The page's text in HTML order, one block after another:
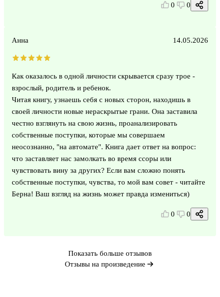
0 0
Анна 14.05.2026
Как оказалось в одной личности скрывается сразу трое -
взрослый, родитель и ребенок.
Читая книгу, узнаешь себя с новых сторон, находишь в
своей личности новые нераскрытые грани. Она заставила
честно взглянуть на свою жизнь, проанализировать
собственные поступки, которые мы совершаем
неосознанно, "на автомате". Книга дает ответ на вопрос:
что заставляет нас замолкать во время ссоры или
чувствовать вину за других? Если вам сложно понять
собственные поступки, чувства, то мой вам совет - читайте
Берна! Ваш взгляд на жизнь может правда измениться)
0 0
Показать больше отзывов
Отзывы на произведение